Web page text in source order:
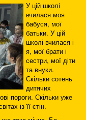
У цій школі
вчилася моя
бабуся, мої
батьки. У цій
школі вчилася і
я, мої брати і
сестри, мої діти
та внуки.
Скільки сотень
дитячих
пороги. Скільки уже
із її стін.